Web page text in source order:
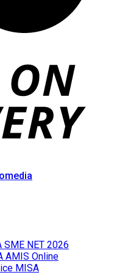
SME NET 2026
AMIS Online
MISA